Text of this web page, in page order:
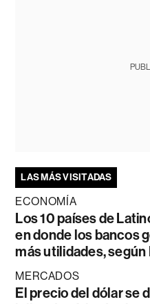
LAS MÁS VISITADAS
ECONOMÍA
Los 10 países de
en donde los bancos
más utilidades, según
MERCADOS
El precio del dólar se